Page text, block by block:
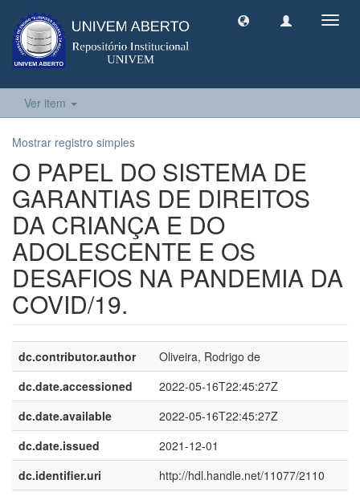
Ver item
Mostrar registro simples
O PAPEL DO SISTEMA DE
GARANTIAS DE DIREITOS
DA CRIANÇA E DO
ADOLESCENTE E OS
DESAFIOS NA PANDEMIA DA
COVID/19.
dc.contributor.author
Oliveira, Rodrigo de
dc.date.accessioned
2022-05-16T22:45:27Z
dc.date.available
2022-05-16T22:45:27Z
dc.date.issued
2021-12-01
dc.identifier.uri
http://hdl.handle.net/11077/2110